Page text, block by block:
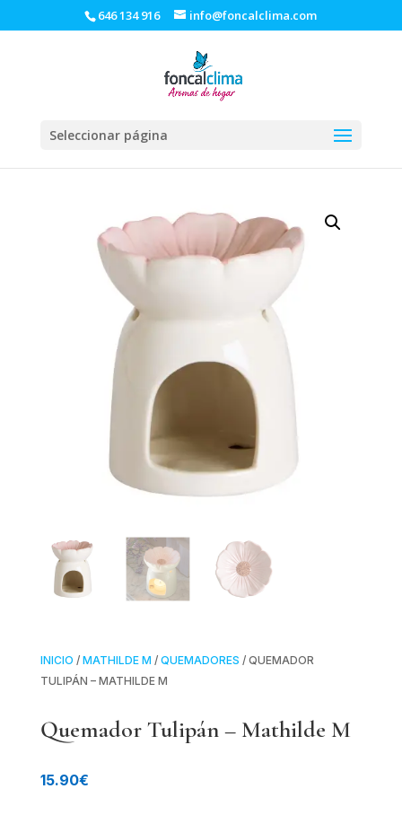
646 134 916 info@foncalclima.com
Seleccionar página
INICIO / MATHILDE M / QUEMADORES / QUEMADOR
TULIPÁN – MATHILDE M
Quemador Tulipán – Mathilde M
15.90€